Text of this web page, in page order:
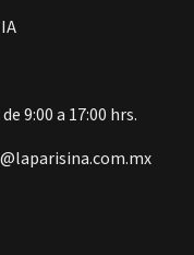
9:00 a 17:00 hrs.